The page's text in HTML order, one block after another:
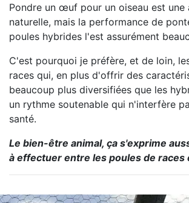
Pondre un œuf pour un oiseau est une
naturelle, mais la performance de
poules hybrides l'est assurément
C'est pourquoi je préfère, et de loin,
races qui, en plus d'offrir des
beaucoup plus diversifiées que les
un rythme soutenable qui n'interfère
santé.
Le bien-être animal, ça s'exprime
à effectuer entre les poules de races